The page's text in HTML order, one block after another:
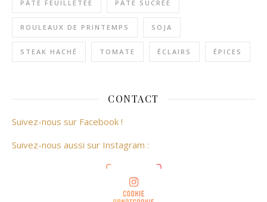
PÂTE FEUILLETÉE PÂTE SUCRÉE
ROULEAUX DE PRINTEMPS SOJA
STEAK HACHÉ TOMATE ÉCLAIRS ÉPICES
CONTACT
Suivez-nous sur Facebook !
Suivez-nous aussi sur Instagram :